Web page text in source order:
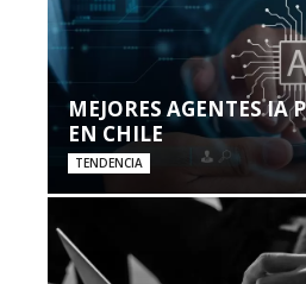
MEJORES AGENTES IA
EN CHILE
TENDENCIA